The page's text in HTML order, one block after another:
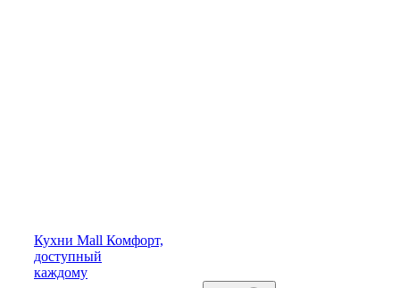
Кухни Mall Комфорт,
доступный
каждому